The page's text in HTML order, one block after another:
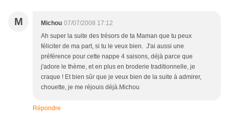
M Michou 07/07/2008 17:12
Ah super la suite des trésors de ta Maman que tu peux
féliciter de ma part, si tu le veux bien. J'ai aussi une
préférence pour cette nappe 4 saisons, déjà parce que
j'adore le thème, et en plus en broderie traditionnelle, je
craque ! Et bien sûr que je veux bien de la suite à admirer,
chouette, je me réjouis déjà.Michou
Répondre